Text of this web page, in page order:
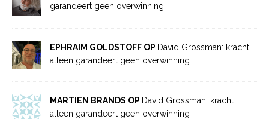
garandeert geen overwinning
EPHRAIM GOLDSTOFF OP David Grossman: kracht
alleen garandeert geen overwinning
MARTIEN BRANDS OP David Grossman: kracht
alleen garandeert geen overwinning